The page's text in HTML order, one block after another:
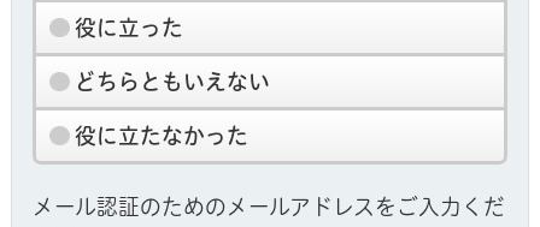
役に立った
どちらともいえない
役に立たなかった
メール認証のためのメールアドレスをご入力くだ